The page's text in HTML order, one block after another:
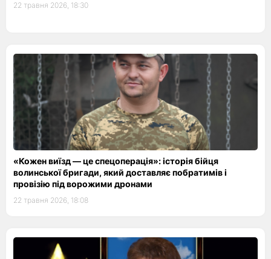
22 травня 2026, 18:30
«Кожен виїзд — це спецоперація»: історія бійця
волинської бригади, який доставляє побратимів і
провізію під ворожими дронами
22 травня 2026, 18:08